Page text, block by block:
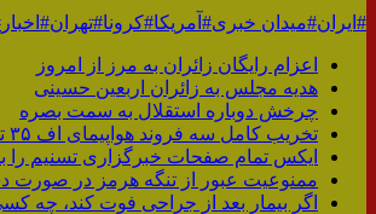
#ایران#میدان خبری#آمریکا#کرونا#تهران#اخبار
اعزام رایگان زائران‌ به مرز ‌از امروز
هدیه مجلس به زائران اربعین حسینی
چرخش دوباره استقلال به سمت بصره
تخریب کامل سه فروند هواپیمای اف ۳۵ توسط سپاه
ایکس تمام صفحات خبرگزاری تسنیم
ممنوعیت عبور از تنگه هرمز در صورت
اگر بیمار بعد از جراحی فوت کند، چه کسی